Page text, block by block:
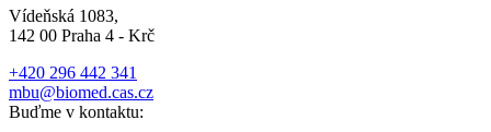
Vídeňská 1083,
142 00 Praha 4 - Krč
+420 296 442 341
mbu@biomed.cas.cz
Buďme v kontaktu: